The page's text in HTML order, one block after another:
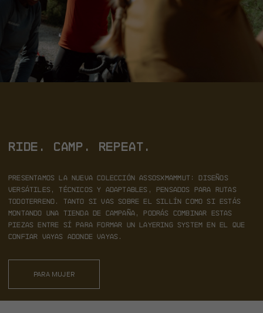
RIDE. CAMP. REPEAT.
Presentamos la nueva colección ASSOS x MAMMUT: diseños
versátiles, técnicos y adaptables, pensados para rutas
todoterreno. Tanto si vas sobre el sillín como si estás
montando una tienda de campaña, podrás combinar estas
piezasentre sí para formar un layering system en el que
confiar vayas adonde vayas.
PARA MUJER